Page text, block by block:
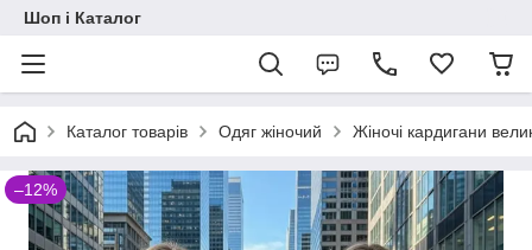
Шоп і Каталог
Каталог товарів Одяг жіночий Жіночі кардигани
–12%